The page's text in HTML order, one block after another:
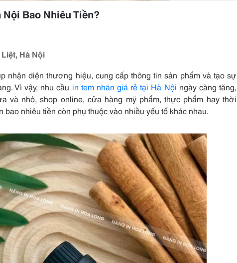
Nội Bao Nhiêu Tiền?
Hà Nội
nhận diện thương hiệu, cung cấp thông tin sản phẩm và tạo sự
Vì vậy, nhu cầu in tem nhãn giá rẻ tại Hà Nội ngày càng tăng,
và nhỏ, shop online, cửa hàng mỹ phẩm, thực phẩm hay thời
bao nhiêu tiền còn phụ thuộc vào nhiều yếu tố khác nhau.